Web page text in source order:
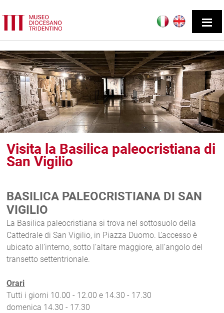
Visita la Basilica paleocristiana di
San Vigilio
BASILICA PALEOCRISTIANA DI SAN
VIGILIO
La Basilica paleocristiana si trova nel sottosuolo della
Cattedrale di San Vigilio, in Piazza Duomo. L’accesso è
ubicato all’interno, sotto l’altare maggiore, all’angolo del
transetto settentrionale.
Orari
Tutti i giorni 10.00 - 12.00 e 14.30 - 17.30
domenica 14.30 - 17.30